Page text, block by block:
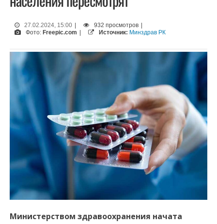
27.02.2024, 15:00 932 просмотров
Фото: Freepic.com Источник: Минздрав РК
Министерством здравоохранения начата